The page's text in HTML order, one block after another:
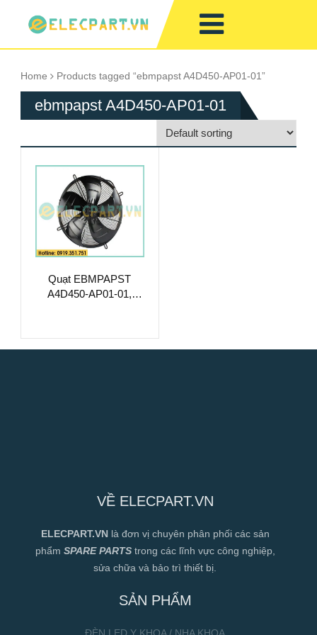
Home Products tagged “ebmpapst A4D450-AP01-01”
ebmpapst A4D450-AP01-01
Quạt EBMPAPST
A4D450-AP01-01,
VỀ ELECPART.VN
ELECPART.VN là đơn vị chuyên phân phối các sản
phẩm SPARE PARTStrong các lĩnh vực công nghiệp,
sửa chữa và bảo trì thiết bị.
SẢN PHẨM
ĐÈN LED Y KHOA / NHA KHOA